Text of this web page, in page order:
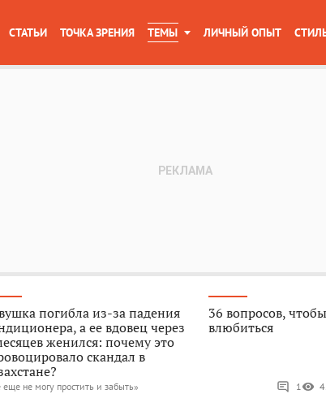
СТАТЬИ ТОЧКА ЗРЕНИЯ ТЕМЫ ЛИЧНЫЙ ОПЫТ
погибла из-за падения
а ее вдовец через
женился: почему это
скандал в
36 вопросов,
влюбиться
не могу простить и забыть» 1